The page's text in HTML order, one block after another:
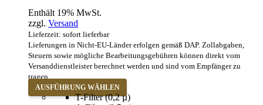
bis
Enthält 19% MwSt.
zzgl. Versand
Lieferzeit: sofort lieferbar
Lieferungen in Nicht-EU-Länder erfolgen gemäß DAP. Zollabgaben,
Steuern sowie mögliche Bearbeitungsgebühren können direkt vom
Versanddienstleister berechnet werden und sind vom Empfänger zu
tragen.
AUSFÜHRUNG WÄHLEN
Produkt
T-Filter (0,2 µ)